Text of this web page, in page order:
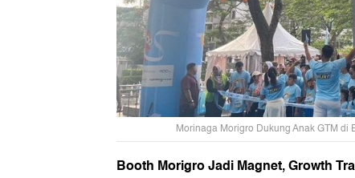
Morinaga Morigro Dukung Anak GTM
Booth Morigro Jadi Magnet, Growth